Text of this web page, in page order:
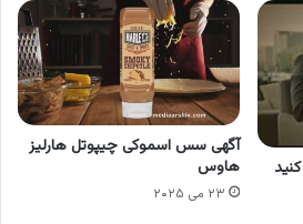
آگهی سس اسموکی چیپوتل هارلیز
هاوس
۲۳ می ۲۰۲۵